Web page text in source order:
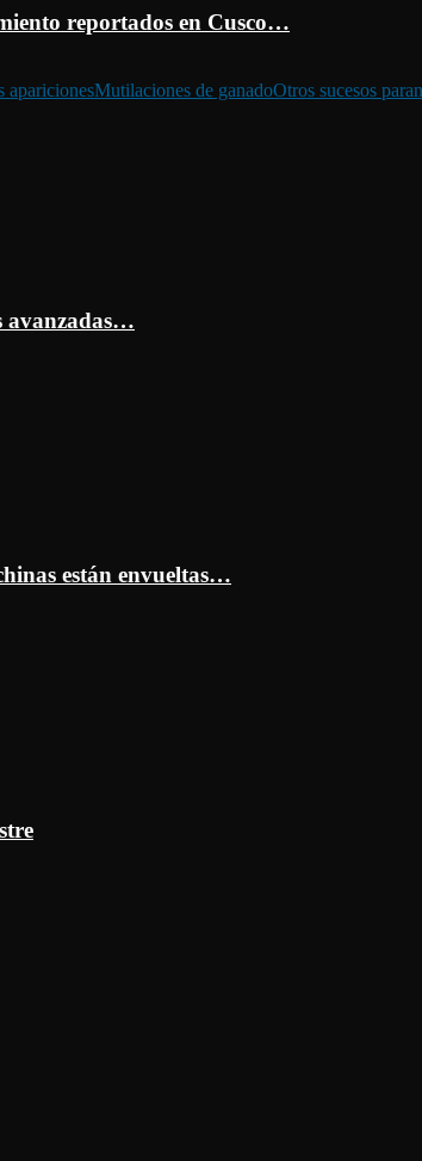
reportados en Cusco…
aparicionesMutilaciones de ganadoOtros sucesos
avanzadas…
están envueltas…